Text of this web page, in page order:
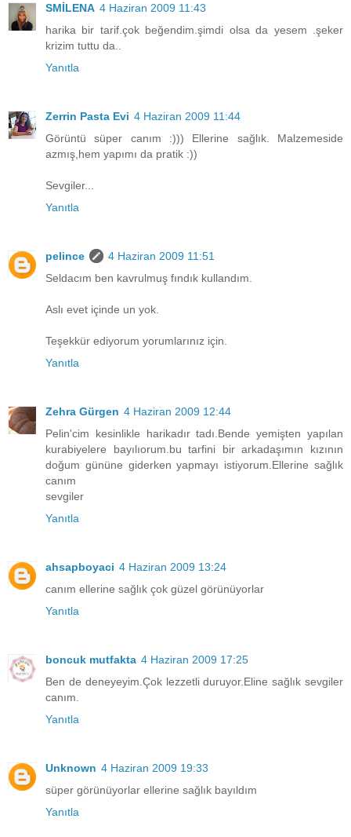
SMİLENA 4 Haziran 2009 11:43
harika bir tarif.çok beğendim.şimdi olsa da yesem .şeker
krizim tuttu da..
Yanıtla
Zerrin Pasta Evi 4 Haziran 2009 11:44
Görüntü süper canım :))) Ellerine sağlık. Malzemeside
azmış,hem yapımı da pratik :))
Sevgiler...
Yanıtla
pelince
4 Haziran 2009 11:51
Seldacım ben kavrulmuş fındık kullandım.
Aslı evet içinde un yok.
Teşekkür ediyorum yorumlarınız için.
Yanıtla
Zehra Gürgen 4 Haziran 2009 12:44
Pelin'cim kesinlikle harikadır tadı.Bende yemişten yapılan
kurabiyelere bayılıorum.bu tarfini bir arkadaşımın kızının
doğum gününe giderken yapmayı istiyorum.Ellerine sağlık
canım
sevgiler
Yanıtla
ahsapboyaci 4 Haziran 2009 13:24
canım ellerine sağlık çok güzel görünüyorlar
Yanıtla
boncuk mutfakta 4 Haziran 2009 17:25
Ben de deneyeyim.Çok lezzetli duruyor.Eline sağlık sevgiler
canım.
Yanıtla
Unknown 4 Haziran 2009 19:33
süper görünüyorlar ellerine sağlık bayıldım
Yanıtla